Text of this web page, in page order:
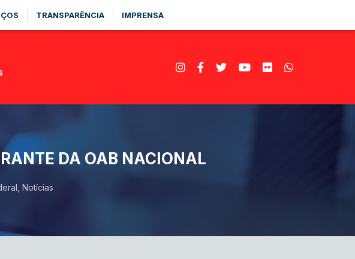
TRANSPARÊNCIA IMPRENSA
DA OAB NACIONAL
Notícias